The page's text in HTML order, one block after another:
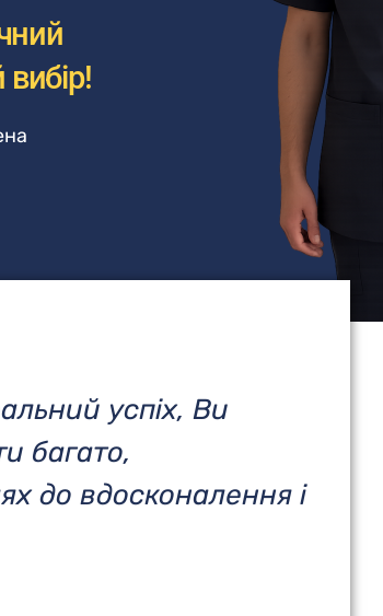
вибір!
успіх, Ви
багато,
до вдосконалення і